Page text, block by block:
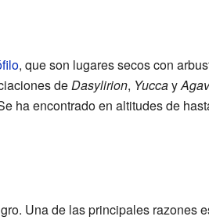
, que son lugares secos con
deDasylirion, Yuccay
ha encontrado en altitudes de
Una de las principales razones